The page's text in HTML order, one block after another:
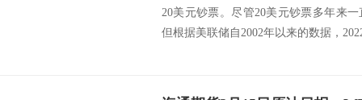
20美元钞票。尽管20美元钞票多年来
但根据美联储自2002年以来的数据，